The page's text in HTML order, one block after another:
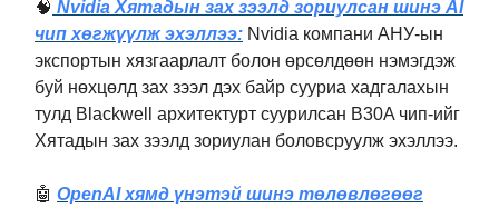
🧠 Nvidia Хятадын зах зээлд зориулсан шинэ AI
чип хөгжүүлж эхэллээ: Nvidia компани АНУ-ын
экспортын хязгаарлалт болон өрсөлдөөн нэмэгдэж
буй нөхцөлд зах зээл дэх байр сууриа хадгалахын
тулд Blackwell архитектурт суурилсан B30A чип-ийг
Хятадын зах зээлд зориулан боловсруулж эхэллээ.
🤖 OpenAI хямд үнэтэй шинэ төлөвлөгөөг